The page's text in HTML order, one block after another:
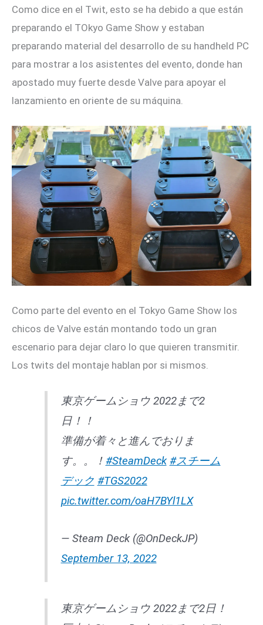
Como dice en el Twit, esto se ha debido a que están
preparando el TOkyo Game Show y estaban
preparando material del desarrollo de su handheld PC
para mostrar a los asistentes del evento, donde han
apostado muy fuerte desde Valve para apoyar el
lanzamiento en oriente de su máquina.
Como parte del evento en el Tokyo Game Show los
chicos de Valve están montando todo un gran
escenario para dejar claro lo que quieren transmitir.
Los twits del montaje hablan por si mismos.
東京ゲームショウ 2022まで2
日！！
準備が着々と進んでおりま
す。。！ #SteamDeck #スチーム
デック #TGS2022
pic.twitter.com/oaH7BYl1LX
— Steam Deck (@OnDeckJP)
September 13, 2022
東京ゲームショウ 2022まで2日！